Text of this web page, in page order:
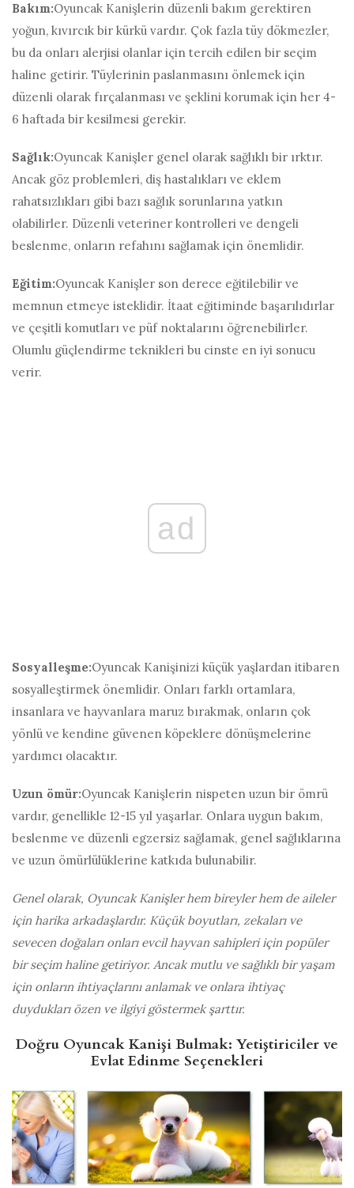
Bakım:Oyuncak Kanişlerin düzenli bakım gerektiren
yoğun, kıvırcık bir kürkü vardır. Çok fazla tüy dökmezler,
bu da onları alerjisi olanlar için tercih edilen bir seçim
haline getirir. Tüylerinin paslanmasını önlemek için
düzenli olarak fırçalanması ve şeklini korumak için her 4-
6 haftada bir kesilmesi gerekir.
Sağlık:Oyuncak Kanişler genel olarak sağlıklı bir ırktır.
Ancak göz problemleri, diş hastalıkları ve eklem
rahatsızlıkları gibi bazı sağlık sorunlarına yatkın
olabilirler. Düzenli veteriner kontrolleri ve dengeli
beslenme, onların refahını sağlamak için önemlidir.
Eğitim:Oyuncak Kanişler son derece eğitilebilir ve
memnun etmeye isteklidir. İtaat eğitiminde başarılıdırlar
ve çeşitli komutları ve püf noktalarını öğrenebilirler.
Olumlu güçlendirme teknikleri bu cinste en iyi sonucu
verir.
ad
Sosyalleşme:Oyuncak Kanişinizi küçük yaşlardan itibaren
sosyalleştirmek önemlidir. Onları farklı ortamlara,
insanlara ve hayvanlara maruz bırakmak, onların çok
yönlü ve kendine güvenen köpeklere dönüşmelerine
yardımcı olacaktır.
Uzun ömür:Oyuncak Kanişlerin nispeten uzun bir ömrü
vardır, genellikle 12-15 yıl yaşarlar. Onlara uygun bakım,
beslenme ve düzenli egzersiz sağlamak, genel sağlıklarına
ve uzun ömürlülüklerine katkıda bulunabilir.
Genel olarak, Oyuncak Kanişler hem bireyler hem de aileler
için harika arkadaşlardır. Küçük boyutları, zekaları ve
sevecen doğaları onları evcil hayvan sahipleri için popüler
bir seçim haline getiriyor. Ancak mutlu ve sağlıklı bir yaşam
için onların ihtiyaçlarını anlamak ve onlara ihtiyaç
duydukları özen ve ilgiyi göstermek şarttır.
Doğru Oyuncak Kanişi Bulmak: Yetiştiriciler ve
Evlat Edinme Seçenekleri